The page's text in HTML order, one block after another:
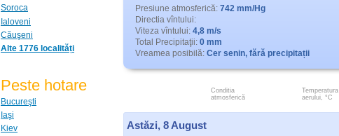
Soroca
Ialoveni
Căuşeni
Alte 1776 localități
Peste hotare
Bucureşti
Iaşi
Kiev
Presiune atmosferică: 742 mm/Hg
Directia vîntului:
Viteza vîntului: 4,8 m/s
Total Precipitaţii: 0 mm
Vreamea posibilă: Cer senin, fără precipitații
Conditia
atmosferică
Temperatura
aerului, °C
Astăzi, 8 August